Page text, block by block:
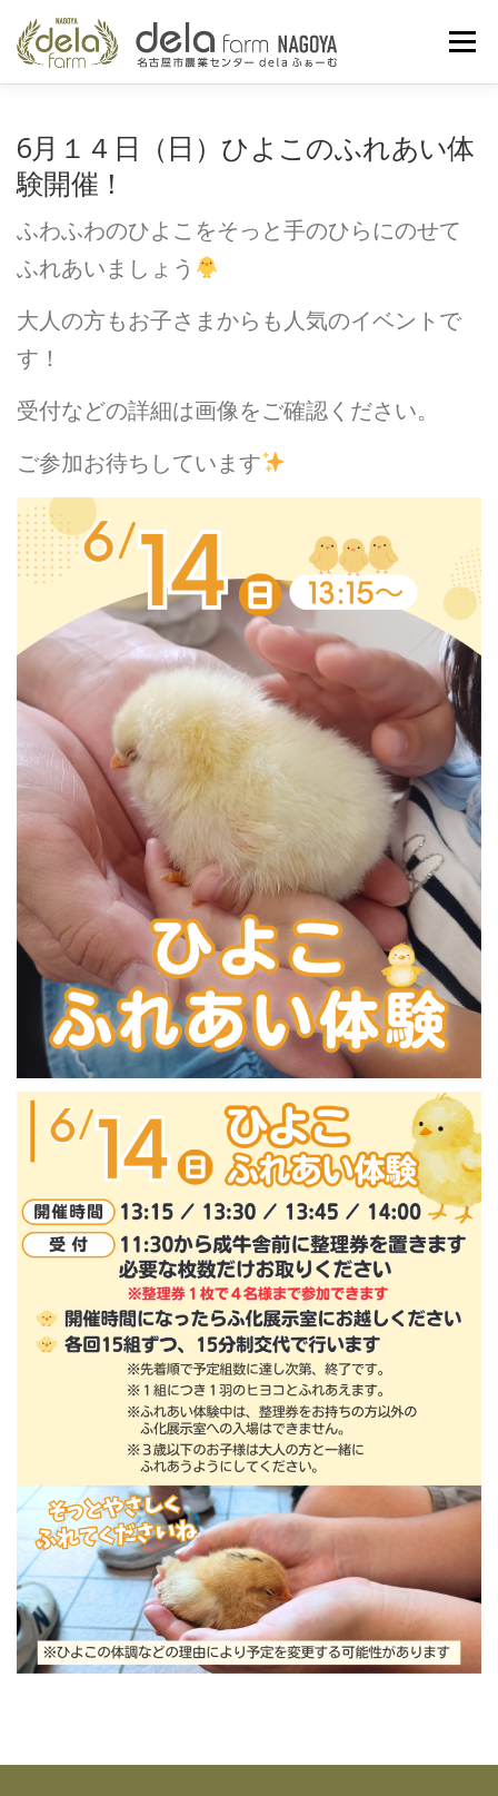
メニュー
6月１４日（日）ひよこのふれあい体
験開催！
ふわふわのひよこをそっと手のひらにのせて
ふれあいましょう
大人の方もお子さまからも人気のイベントで
す！
受付などの詳細は画像をご確認ください。
ご参加お待ちしています